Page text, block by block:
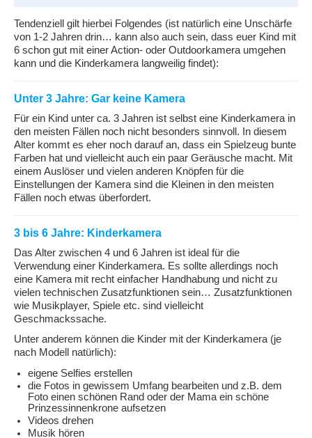
Tendenziell gilt hierbei Folgendes (ist natürlich eine Unschärfe
von 1-2 Jahren drin… kann also auch sein, dass euer Kind mit
6 schon gut mit einer Action- oder Outdoorkamera umgehen
kann und die Kinderkamera langweilig findet):
Unter 3 Jahre: Gar keine Kamera
Für ein Kind unter ca. 3 Jahren ist selbst eine Kinderkamera in
den meisten Fällen noch nicht besonders sinnvoll. In diesem
Alter kommt es eher noch darauf an, dass ein Spielzeug bunte
Farben hat und vielleicht auch ein paar Geräusche macht. Mit
einem Auslöser und vielen anderen Knöpfen für die
Einstellungen der Kamera sind die Kleinen in den meisten
Fällen noch etwas überfordert.
3 bis 6 Jahre: Kinderkamera
Das Alter zwischen 4 und 6 Jahren ist ideal für die
Verwendung einer Kinderkamera. Es sollte allerdings noch
eine Kamera mit recht einfacher Handhabung und nicht zu
vielen technischen Zusatzfunktionen sein… Zusatzfunktionen
wie Musikplayer, Spiele etc. sind vielleicht
Geschmackssache.
Unter anderem können die Kinder mit der Kinderkamera (je
nach Modell natürlich):
eigene Selfies erstellen
die Fotos in gewissem Umfang bearbeiten und z.B. dem
Foto einen schönen Rand oder der Mama ein schöne
Prinzessinnenkrone aufsetzen
Videos drehen
Musik hören